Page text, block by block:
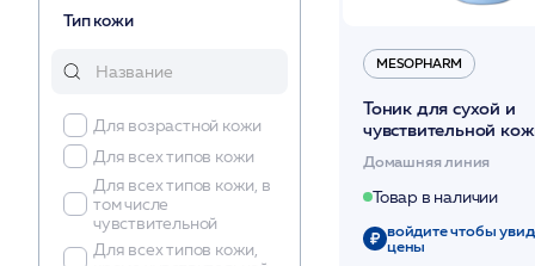
Тип кожи
Для возрастной кожи
Для всех типов кожи
Для всех типов кожи, в
том числе
чувствительной
Для всех типов кожи,
MESOPHARM
Тоник для сухой и
чувствительной
/ SC SENSITIVE
/MESOPHARM *
Домашняя линия
Товар в наличии
войдите чтобы
цены